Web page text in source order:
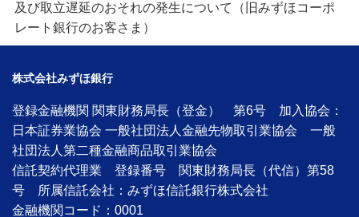
及び取立遅延のおそれの発生について（旧みずほコーポ
レート銀行のお客さま）
株式会社みずほ銀行
登録金融機関 関東財務局長（登金） 第6号 加入協会：
日本証券業協会 一般社団法人金融先物取引業協会 一般
社団法人第二種金融商品取引業協会
信託契約代理業 登録番号 関東財務局長（代信）第58
号 所属信託会社：みずほ信託銀行株式会社
金融機関コード：0001